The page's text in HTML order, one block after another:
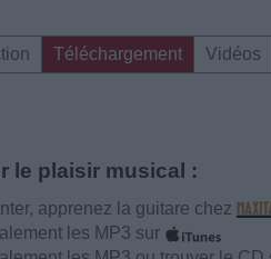
Téléchargement Vidéos
le plaisir musical :
apprenez la guitare chez
les MP3 sur